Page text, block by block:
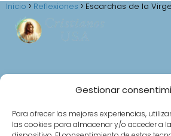
Gestionar
Para ofrecer las mejores experiencias,
las cookies para almacenar y/o acceder a
Inicio Reflexiones Escarchas de la
Política de cookies (UE)
Normas de Participación en el